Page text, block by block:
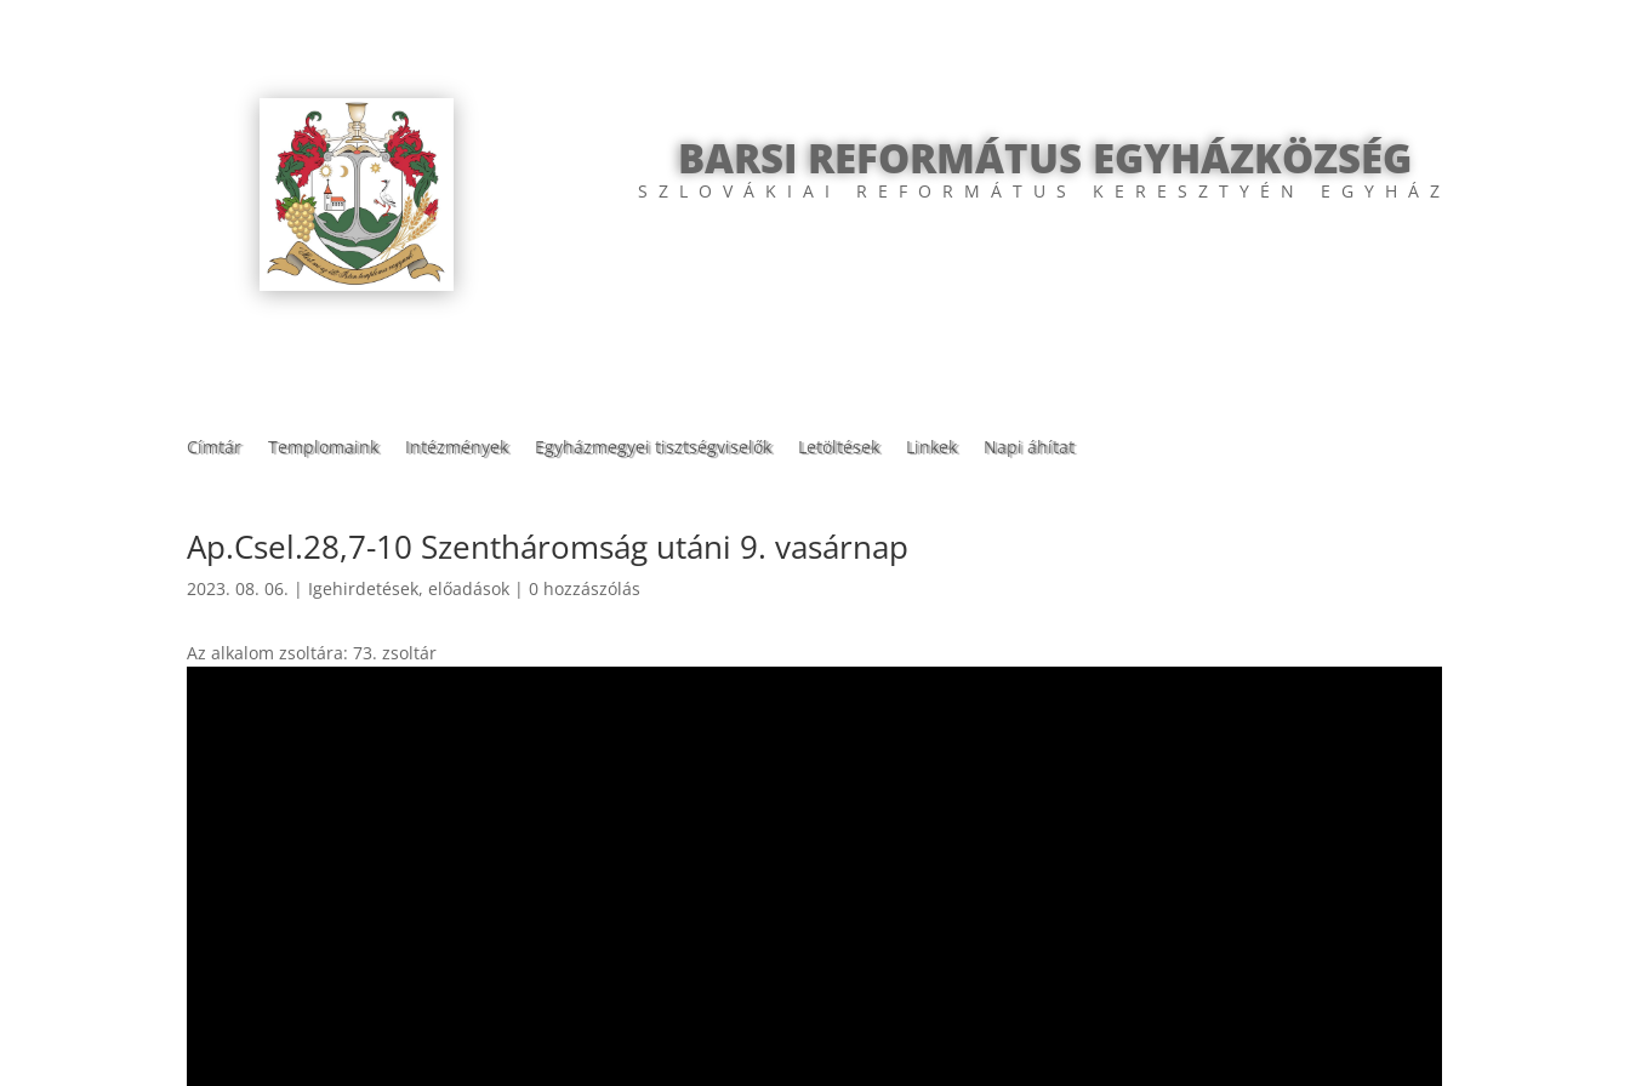
BARSI REFORMÁTUS EGYHÁZKÖZSÉG
SZLOVÁKIAI REFORMÁTUS KERESZTYÉN EGYHÁZ
Címtár Templomaink Intézmények Egyházmegyei tisztségviselők Letöltések Linkek Napi áhítat
Ap.Csel.28,7-10 Szentháromság utáni 9. vasárnap
2023. 08. 06. | Igehirdetések, előadások |0 hozzászólás
Az alkalom zsoltára: 73. zsoltár